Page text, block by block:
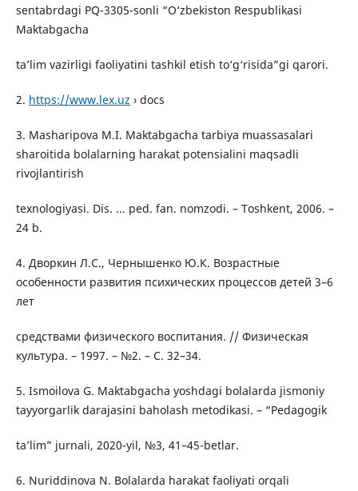
sentabrdagi PQ-3305-sonli “O‘zbekiston Respublikasi
Maktabgacha
ta’lim vazirligi faoliyatini tashkil etish to‘g‘risida”gi qarori.
2. https://www.lex.uz › docs
3. Masharipova M.I. Maktabgacha tarbiya muassasalari
sharoitida bolalarning harakat potensialini maqsadli
rivojlantirish
texnologiyasi. Dis. ... ped. fan. nomzodi. – Toshkent, 2006. –
24 b.
4. Дворкин Л.С., Чернышенко Ю.К. Возрастные
особенности развития психических процессов детей 3–6
лет
средствами физического воспитания. // Физическая
культура. – 1997. – №2. – С. 32–34.
5. Ismoilova G. Maktabgacha yoshdagi bolalarda jismoniy
tayyorgarlik darajasini baholash metodikasi. – “Pedagogik
ta’lim” jurnali, 2020-yil, №3, 41–45-betlar.
6. Nuriddinova N. Bolalarda harakat faoliyati orqali